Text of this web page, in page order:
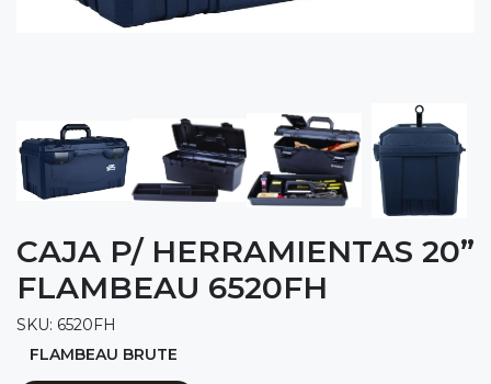
CAJA P/ HERRAMIENTAS 20”
FLAMBEAU 6520FH
SKU: 6520FH
FLAMBEAU BRUTE